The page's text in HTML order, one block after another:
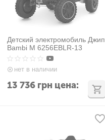
Детский электромобиль Джип
Bambi M 6256EBLR-13
нет в наличии
13 736 грн цена: